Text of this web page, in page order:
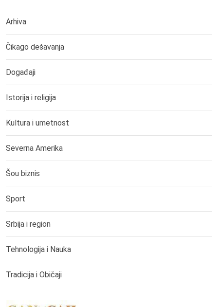
Arhiva
Čikago dešavanja
Događaji
Istorija i religija
Kultura i umetnost
Severna Amerika
Šou biznis
Sport
Srbija i region
Tehnologija i Nauka
Tradicija i Običaji